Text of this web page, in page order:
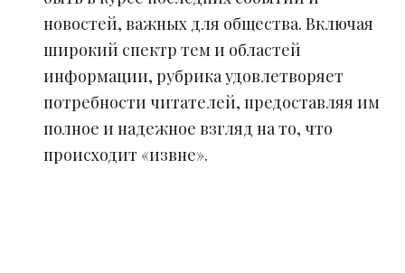
новостей, важных для общества. Включая
широкий спектр тем и областей
информации, рубрика удовлетворяет
потребности читателей, предоставляя им
полное и надежное взгляд на то, что
происходит «извне».